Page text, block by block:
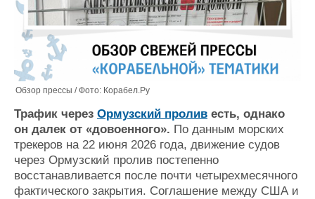
Обзор прессы / Фото: Корабел.Ру
Трафик через Ормузский пролив есть, однако
он далек от «довоенного». По данным морских
трекеров на 22 июня 2026 года, движение судов
через Ормузский пролив постепенно
восстанавливается после почти четырехмесячного
фактического закрытия. Соглашение между США и